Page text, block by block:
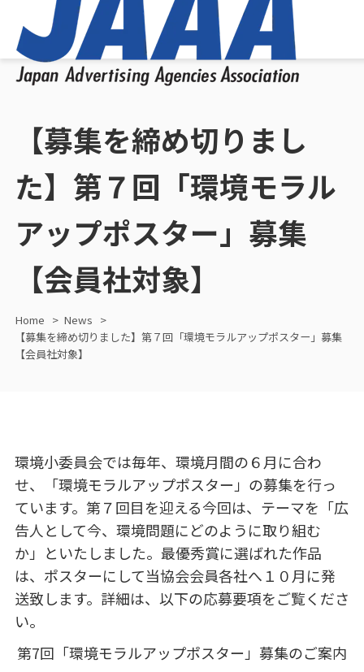
【募集を締め切りまし
た】第７回「環境モラル
アップポスター」募集
【会員社対象】
Home
News
【募集を締め切りました】第７回「環境モラルアップポスター」募集
【会員社対象】
環境小委員会では毎年、環境月間の６月に合わ
せ、「環境モラルアップポスター」の募集を行っ
ています。第７回目を迎える今回は、テーマを「広
告人として今、環境問題にどのように取り組む
か」といたしました。最優秀賞に選ばれた作品
は、ポスターにして当協会会員各社へ１０月に発
送致します。詳細は、以下の応募要項をご覧くださ
い。
第7回「環境モラルアップポスター」募集のご案内